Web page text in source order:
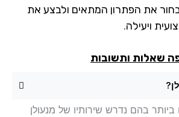
הפתרון המתאים ולבצע את
ותשובות
בהם נדרש שירותיו של מנעולן